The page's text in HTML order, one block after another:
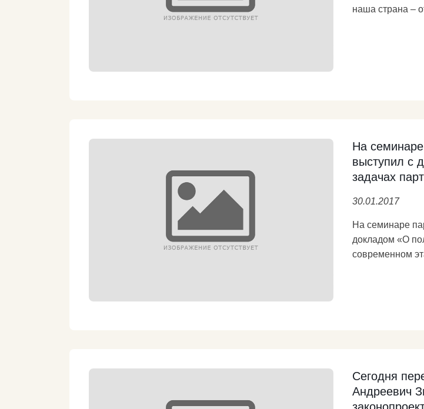
наша страна – от
На
выступил с
задачах
30.01.2017
На семинаре
докладом «О
современном этапе». Лидер нашей партии напомнил,
разрушенную
будет спасения, а
Сегодня
Андреевич